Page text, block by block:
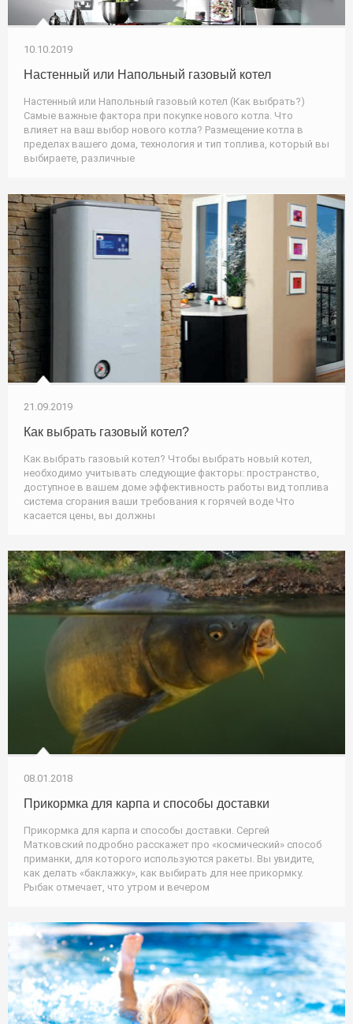
10.10.2019
Настенный или Напольный газовый котел
Настенный или Напольный газовый котел (Как выбрать?)
Самые важные фактора при покупке нового котла. Что
влияет на ваш выбор нового котла? Размещение котла в
пределах вашего дома, технология и тип топлива, который вы
выбираете, различные
21.09.2019
Как выбрать газовый котел?
Как выбрать газовый котел? Чтобы выбрать новый котел,
необходимо учитывать следующие факторы: пространство,
доступное в вашем доме эффективность работы вид топлива
система сгорания ваши требования к горячей воде Что
касается цены, вы должны
08.01.2018
Прикормка для карпа и способы доставки
Прикормка для карпа и способы доставки. Сергей
Матковский подробно расскажет про «космический» способ
приманки, для которого используются ракеты. Вы увидите,
как делать «баклажку», как выбирать для нее прикормку.
Рыбак отмечает, что утром и вечером